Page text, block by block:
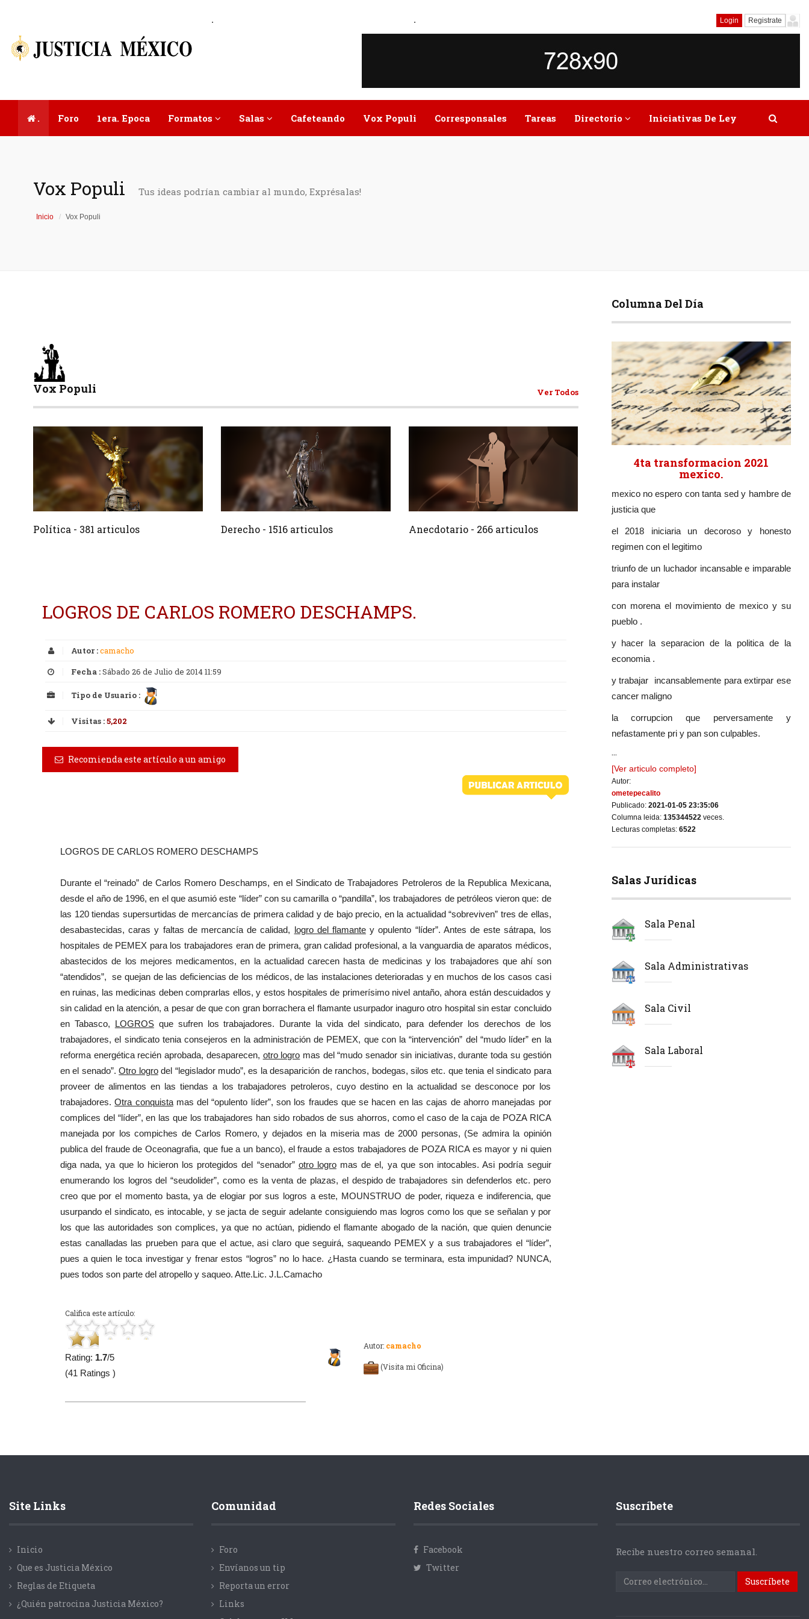
. . Login Registrate
. Foro 1era. Epoca Formatos Salas Cafeteando Vox Populi Corresponsales Tareas Directorio Iniciativas De Ley
Vox Populi Tus ideas podrían cambiar al mundo, Exprésalas!
Inicio Vox Populi
Vox Populi Ver Todos
Crear 381 Articulos
Política - 381 articulos
Crear 1516 Articulos
Derecho - 1516 articulos
Crear 266 Articulos
Anecdotario - 266 articulos
LOGROS DE CARLOS ROMERO DESCHAMPS.
Autor :camacho
Fecha :Sábado 26 de Julio de 2014 11:59
Tipo de Usuario :
Visitas :5,202
Recomienda este artículo a un amigo
LOGROS DE CARLOS ROMERO DESCHAMPS
Durante el “reinado” de Carlos Romero Deschamps, en el Sindicato de Trabajadores Petroleros de la Republica Mexicana,
desde el año de 1996, en el que asumió este “líder” con su camarilla o “pandilla”, los trabajadores de petróleos vieron que: de
las 120 tiendas supersurtidas de mercancías de primera calidad y de bajo precio, en la actualidad “sobreviven” tres de ellas,
desabastecidas, caras y faltas de mercancía de calidad, logro del flamantey opulento “líder”. Antes de este sátrapa, los
hospitales de PEMEX para los trabajadores eran de primera, gran calidad profesional, a la vanguardia de aparatos médicos,
abastecidos de los mejores medicamentos, en la actualidad carecen hasta de medicinas y los trabajadores que ahí son
“atendidos”, se quejan de las deficiencias de los médicos, de las instalaciones deterioradas y en muchos de los casos casi
en ruinas, las medicinas deben comprarlas ellos, y estos hospitales de primerísimo nivel antaño, ahora están descuidados y
sin calidad en la atención, a pesar de que con gran borrachera el flamante usurpador inaguro otro hospital sin estar concluido
en Tabasco, LOGROSque sufren los trabajadores. Durante la vida del sindicato, para defender los derechos de los
trabajadores, el sindicato tenia consejeros en la administración de PEMEX, que con la “intervención” del “mudo líder” en la
reforma energética recién aprobada, desaparecen, otro logro mas del “mudo senador sin iniciativas, durante toda su gestión
en el senado”.Otro logrodel “legislador mudo”, es la desaparición de ranchos, bodegas, silos etc. que tenia el sindicato para
proveer de alimentos en las tiendas a los trabajadores petroleros, cuyo destino en la actualidad se desconoce por los
trabajadores.Otra conquistamas del “opulento líder”, son los fraudes que se hacen en las cajas de ahorro manejadas por
complices del “líder”, en las que los trabajadores han sido robados de sus ahorros, como el caso de la caja de POZA RICA
manejada por los compiches de Carlos Romero, y dejados en la miseria mas de 2000 personas, (Se admira la opinión
publica del fraude de Oceonagrafia, que fue a un banco), el fraude a estos trabajadores de POZA RICA es mayor y ni quien
diga nada, ya que lo hicieron los protegidos del “senador” otro logromas de el, ya que son intocables. Asi podría seguir
enumerando los logros del “seudolider”, como es la venta de plazas, el despido de trabajadores sin defenderlos etc. pero
creo que por el momento basta, ya de elogiar por sus logros a este, MOUNSTRUO de poder, riqueza e indiferencia, que
usurpando el sindicato, es intocable, y se jacta de seguir adelante consiguiendo mas logros como los que se señalan y por
los que las autoridades son complices, ya que no actúan, pidiendo el flamante abogado de la nación, que quien denuncie
estas canalladas las prueben para que el actue, asi claro que seguirá, saqueando PEMEX y a sus trabajadores el “líder”,
pues a quien le toca investigar y frenar estos “logros” no lo hace. ¿Hasta cuando se terminara, esta impunidad? NUNCA,
pues todos son parte del atropello y saqueo. Atte.Lic. J.L.Camacho
Califica este artículo:
Rating: 1.7/5
(41 Ratings )
Autor: camacho
(Visita mi Oficina)
Columna Del Día
4ta transformacion 2021
mexico.
mexico no espero con tanta sed y hambre de
justicia que
el 2018 iniciaria un decoroso y honesto
regimen con el legitimo
triunfo de un luchador incansable e imparable
para instalar
con morena el movimiento de mexico y su
pueblo .
y hacer la separacion de la politica de la
economia .
y trabajar incansablemente para extirpar ese
cancer maligno
la corrupcion que perversamente y
nefastamente pri y pan son culpables.
...
[Ver articulo completo]
Autor:
ometepecalito
Publicado: 2021-01-05 23:35:06
Columna leida: 135344522 veces.
Lecturas completas: 6522
Salas Jurídicas
Sala Penal
Sala Administrativas
Sala Civil
Sala Laboral
Site Links
Inicio
Que es Justicia México
Reglas de Etiqueta
¿Quién patrocina Justicia México?
Comunidad
Foro
Envíanos un tip
Reporta un error
Links
Redes Sociales
Facebook
Twitter
Suscríbete
Recibe nuestro correo semanal.